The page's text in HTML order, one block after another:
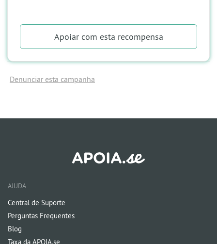
Apoiarcom esta recompensa
Denunciar esta campanha
AJUDA
Central de Suporte
Perguntas Frequentes
Blog
Taxa da APOIA.se